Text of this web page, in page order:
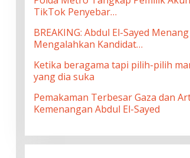
TikTok Penyebar…
BREAKING: Abdul El-Sayed Menang
Mengalahkan Kandidat…
Ketika beragama tapi pilih-pilih
yang dia suka
Pemakaman Terbesar Gaza dan
Kemenangan Abdul El-Sayed